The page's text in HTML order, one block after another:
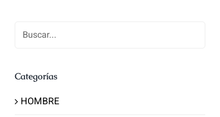
Buscar
Categorías
HOMBRE